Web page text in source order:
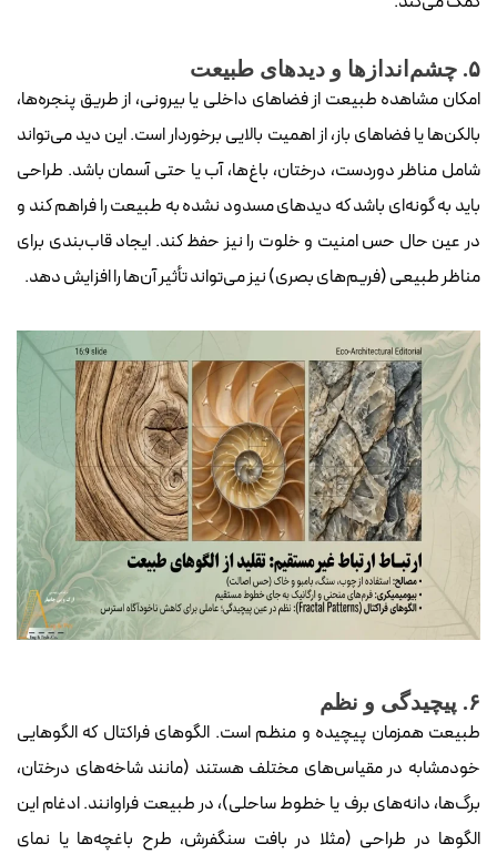
۵. چشم‌اندازها و دیدهای طبیعت
امکان مشاهده طبیعت از فضاهای داخلی یا بیرونی، از طریق پنجره‌ها،
بالکن‌ها یا فضاهای باز، از اهمیت بالایی برخوردار است. این دید می‌تواند
شامل مناظر دوردست، درختان، باغ‌ها، آب یا حتی آسمان باشد. طراحی
باید به گونه‌ای باشد که دیدهای مسدود نشده به طبیعت را فراهم کند و
در عین حال حس امنیت و خلوت را نیز حفظ کند. ایجاد قاب‌بندی برای
مناظر طبیعی (فریم‌های بصری) نیز می‌تواند تأثیر آن‌ها را افزایش دهد.
۶. پیچیدگی و نظم
طبیعت همزمان پیچیده و منظم است. الگوهای فراکتال که الگوهایی
خودمشابه در مقیاس‌های مختلف هستند (مانند شاخه‌های درختان،
برگ‌ها، دانه‌های برف یا خطوط ساحلی)، در طبیعت فراوانند. ادغام این
الگوها در طراحی (مثلا در بافت سنگفرش، طرح باغچه‌ها یا نمای